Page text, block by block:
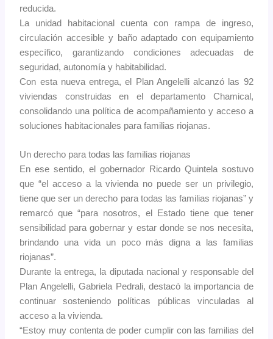
reducida.
La unidad habitacional cuenta con rampa de ingreso,
circulación accesible y baño adaptado con equipamiento
específico, garantizando condiciones adecuadas de
seguridad, autonomía y habitabilidad.
Con esta nueva entrega, el Plan Angelelli alcanzó las 92
viviendas construidas en el departamento Chamical,
consolidando una política de acompañamiento y acceso a
soluciones habitacionales para familias riojanas.
Un derecho para todas las familias riojanas
En ese sentido, el gobernador Ricardo Quintela sostuvo
que “el acceso a la vivienda no puede ser un privilegio,
tiene que ser un derecho para todas las familias riojanas” y
remarcó que “para nosotros, el Estado tiene que tener
sensibilidad para gobernar y estar donde se nos necesita,
brindando una vida un poco más digna a las familias
riojanas”.
Durante la entrega, la diputada nacional y responsable del
Plan Angelelli, Gabriela Pedrali, destacó la importancia de
continuar sosteniendo políticas públicas vinculadas al
acceso a la vivienda.
“Estoy muy contenta de poder cumplir con las familias del